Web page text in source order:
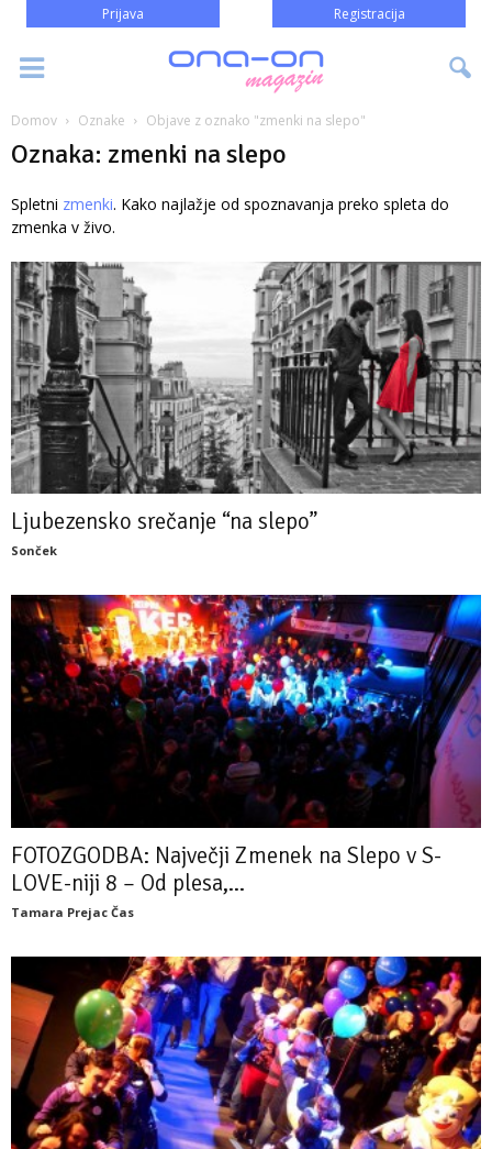
Prijava Registracija
Domov Oznake Objave z oznako "zmenki na slepo"
Oznaka: zmenki na slepo
Spletni zmenki. Kako najlažje od spoznavanja preko spleta do
zmenka v živo.
Ljubezensko srečanje “na slepo”
Sonček
FOTOZGODBA: Največji Zmenek na Slepo v S-
LOVE-niji 8 – Od plesa,...
Tamara Prejac Čas